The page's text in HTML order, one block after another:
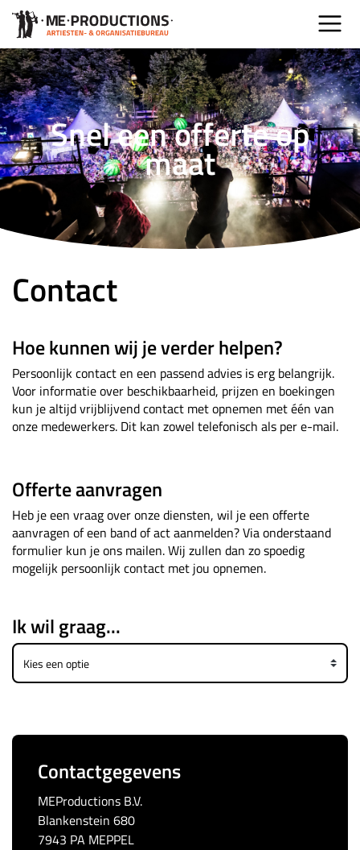
Snel een offerte op
maat
Contact
Hoe kunnen wij je verder helpen?
Persoonlijk contact en een passend advies is erg belangrijk.
Voor informatie over beschikbaarheid, prijzen en boekingen
kun je altijd vrijblijvend contact met opnemen met één van
onze medewerkers. Dit kan zowel telefonisch als per e-mail.
Offerte aanvragen
Heb je een vraag over onze diensten, wil je een offerte
aanvragen of een band of act aanmelden? Via onderstaand
formulier kun je ons mailen. Wij zullen dan zo spoedig
mogelijk persoonlijk contact met jou opnemen.
Ik wil graag...
Contactgegevens
MEProductions B.V.
Blankenstein 680
7943 PA MEPPEL